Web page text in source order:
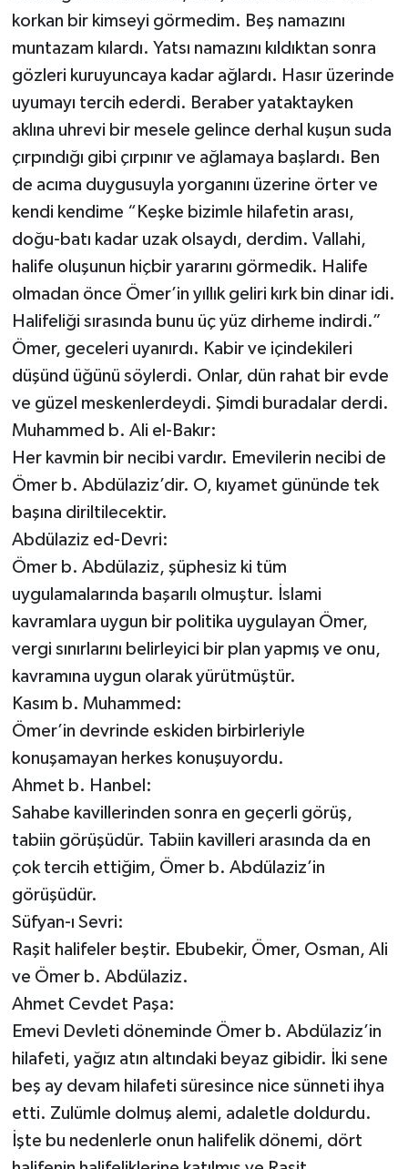
korkan bir kimseyi görmedim. Beş namazını
muntazam kılardı. Yatsı namazını kıldıktan sonra
gözleri kuruyuncaya kadar ağlardı. Hasır üzerinde
uyumayı tercih ederdi. Beraber yataktayken
aklına uhrevi bir mesele gelince derhal kuşun suda
çırpındığı gibi çırpınır ve ağlamaya başlardı. Ben
de acıma duygusuyla yorganını üzerine örter ve
kendi kendime “Keşke bizimle hilafetin arası,
doğu-batı kadar uzak olsaydı, derdim. Vallahi,
halife oluşunun hiçbir yararını görmedik. Halife
olmadan önce Ömer’in yıllık geliri kırk bin dinar idi.
Halifeliği sırasında bunu üç yüz dirheme indirdi.”
Ömer, geceleri uyanırdı. Kabir ve içindekileri
düşünd üğünü söylerdi. Onlar, dün rahat bir evde
ve güzel meskenlerdeydi. Şimdi buradalar derdi.
Muhammed b. Ali el-Bakır:
Her kavmin bir necibi vardır. Emevilerin necibi de
Ömer b. Abdülaziz’dir. O, kıyamet gününde tek
başına diriltilecektir.
Abdülaziz ed-Devri:
Ömer b. Abdülaziz, şüphesiz ki tüm
uygulamalarında başarılı olmuştur. İslami
kavramlara uygun bir politika uygulayan Ömer,
vergi sınırlarını belirleyici bir plan yapmış ve onu,
kavramına uygun olarak yürütmüştür.
Kasım b. Muhammed:
Ömer’in devrinde eskiden birbirleriyle
konuşamayan herkes konuşuyordu.
Ahmet b. Hanbel:
Sahabe kavillerinden sonra en geçerli görüş,
tabiin görüşüdür. Tabiin kavilleri arasında da en
çok tercih ettiğim, Ömer b. Abdülaziz’in
görüşüdür.
Süfyan-ı Sevri:
Raşit halifeler beştir. Ebubekir, Ömer, Osman, Ali
ve Ömer b. Abdülaziz.
Ahmet Cevdet Paşa:
Emevi Devleti döneminde Ömer b. Abdülaziz’in
hilafeti, yağız atın altındaki beyaz gibidir. İki sene
beş ay devam hilafeti süresince nice sünneti ihya
etti. Zulümle dolmuş alemi, adaletle doldurdu.
İşte bu nedenlerle onun halifelik dönemi, dört